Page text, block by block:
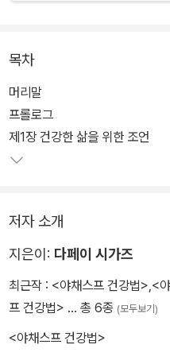
목차
머리말
프롤로그
제1장 건강한 삶을 위한 조언
저자 소개
지은이: 다페이 시가즈
최근작 : <야채스프 건강법>,<
프 건강법> … 총 6종 (모두보기)
<야채스프 건강법>